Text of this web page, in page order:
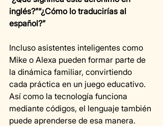
inglés?”“¿Cómo lo traducirías al
español?”
Incluso asistentes inteligentes como
Mike o Alexa pueden formar parte de
la dinámica familiar, convirtiendo
cada práctica en un juego educativo.
Así como la tecnología funciona
mediante códigos, el lenguaje también
puede aprenderse de esa manera.